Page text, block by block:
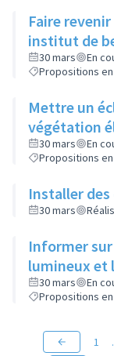
Faire
institut de
30 mars
En
Propositions
Mettre un
végétation
30 mars
En
Propositions
Installer des
30 mars
Informer
lumineux et
30 mars
En
Propositions
1